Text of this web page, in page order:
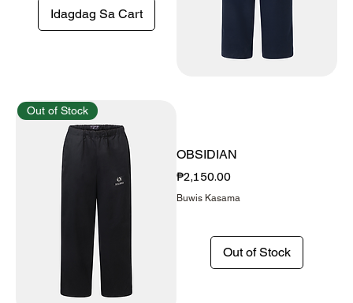
Idagdag Sa Cart
Out of Stock
OBSIDIAN
Presyo
₱2,150.00
Buwis Kasama
Out of Stock